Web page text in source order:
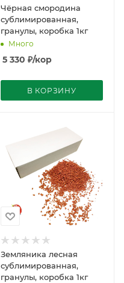
Чёрная смородина
сублимированная,
гранулы, коробка 1кг
Много
5 330 ₽/кор
В КОРЗИНУ
Земляника лесная
сублимированная,
гранулы, коробка 1кг